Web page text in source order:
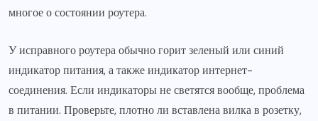
многое о состоянии роутера.
У исправного роутера обычно горит зеленый или синий
индикатор питания, а также индикатор интернет-
соединения. Если индикаторы не светятся вообще, проблема
в питании. Проверьте, плотно ли вставлена вилка в розетку,